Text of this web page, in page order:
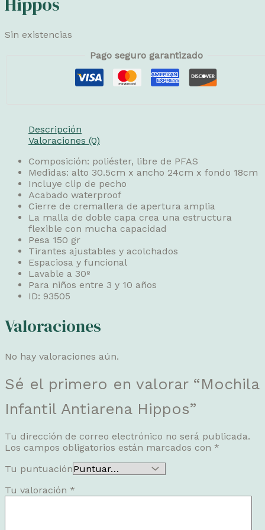
Sin existencias
Pago seguro garantizado
Descripción
Valoraciones (0)
Composición: poliéster, libre de PFAS
Medidas: alto 30.5cm x ancho 24cm x fondo 18cm
Incluye clip de pecho
Acabado waterproof
Cierre de cremallera de apertura amplia
La malla de doble capa crea una estructura
flexible con mucha capacidad
Pesa 150 gr
Tirantes ajustables y acolchados
Espaciosa y funcional
Lavable a 30º
Para niños entre 3 y 10 años
ID: 93505
Valoraciones
No hay valoraciones aún.
Sé el primero en valorar “Mochila
Infantil Antiarena Hippos”
Tu dirección de correo electrónico no será publicada.
Los campos obligatorios están marcados con *
Tu puntuación
Tu valoración *